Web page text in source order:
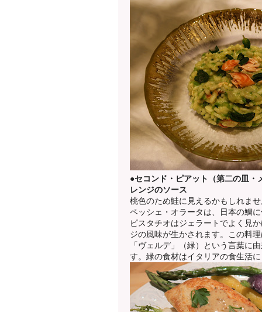
●セコンド・ピアット（第二の皿
レンジのソース
桃色のため鮭に見えるかもしれま
ペッシェ・オラータは、日本の鯛
ピスタチオはジェラートでよく見
ジの風味が生かされます。この料
「ヴェルデ」（緑）という言葉に
す。緑の食材はイタリアの食生活